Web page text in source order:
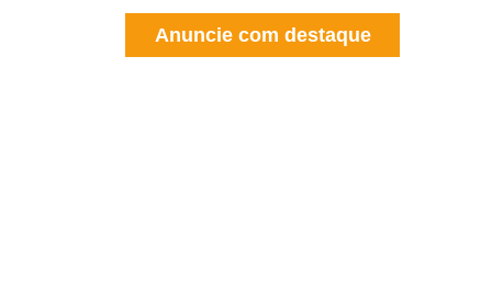
Anuncie com destaque